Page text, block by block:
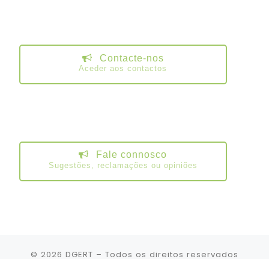
Contacte-nos
Aceder aos contactos
Fale connosco
Sugestões, reclamações ou opiniões
© 2026 DGERT – Todos os direitos reservados